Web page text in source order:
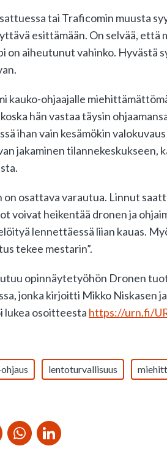
tai Traficomin muusta
esittämään. On selvää, että
on aiheutunut vahinko. Hyvästä
kauko-ohjaajalle
hän vastaa täysin
ihan vain kesämökin
jakaminen tilannekeskukseen,
on osattava varautua. Linnut
voivat heikentää dronen ja
lennettäessä liian kauas.
tekee mestarin”.
opinnäytetyöhön Dronen
jonka kirjoitti Mikko Niskasen
lukea osoitteesta https://urn.fi/
lentoturvallisuus